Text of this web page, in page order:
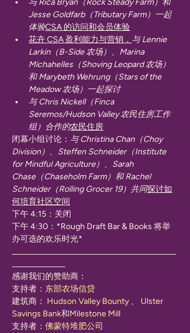
与 Rica Bryan（Rock Steady Farm）和
Jesse Goldfarb（Tributary Farm）一起
体验CSA 的访问和会员体验
花卉 CSA 盈利能力与营销， 与 Lennie
Larkin（B-Side 农场）、Marina
Michahelles（Shoving Leopard 农场）
和 Marybeth Wehrung（Stars of the
Meadow 农场）一起探讨
与 Chris Nickell（Finca
Seremos/Hudson Valley 农民住房工作
组）合作的农民住房
闭幕小组讨论： 与 Christina Chan（Choy
Division）、Steffen Schneider（Institute
for Mindful Agriculture）、Sarah
Chase（Chaseholm Farm）和 Rachel
Schneider（Rolling Grocer 19）共同探讨如
何培育社区空间
下午 4:15：关闭
下午 4:30：*Rough Draft Bar & Books 将举
办可选的欢乐时光*
感谢我们的赞助商：
支持者： 东部农场信贷
建筑商： Hudson Valley Bounty 、 Ulster
Savings Bank和Milestone Mill
支持者： 佛蒙特堆肥公司